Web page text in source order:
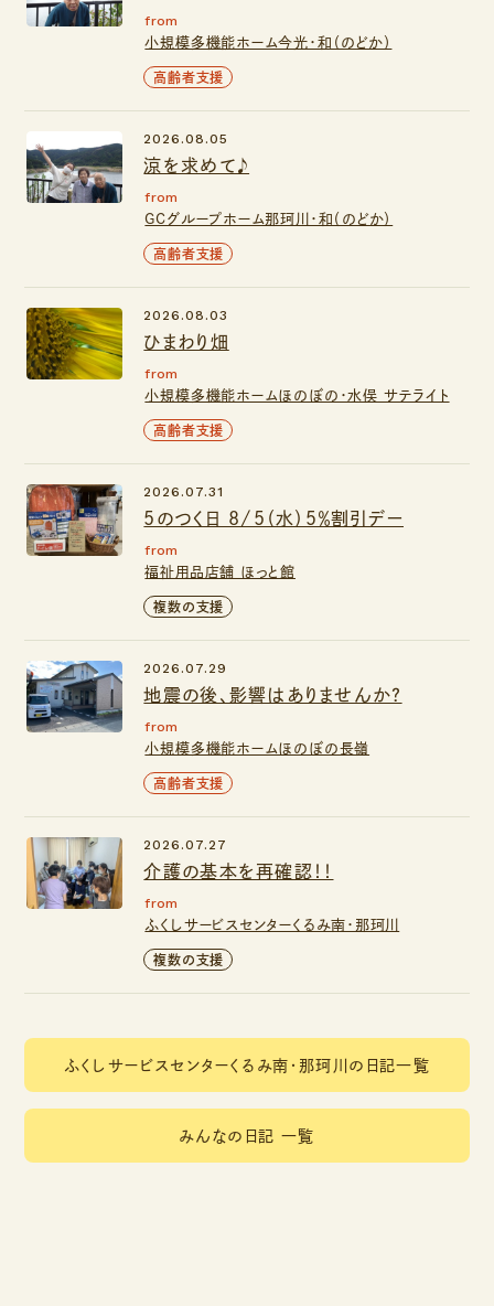
from
小規模多機能ホーム今光・和（のどか）
高齢者支援
涼を求めて♪
2026.08.05
from
GCグループホーム那珂川・和（のどか）
高齢者支援
ひまわり畑
2026.08.03
from
小規模多機能ホームほのぼの・水俣 サテライト
高齢者支援
5のつく日 8/5（水）５％割引デー
2026.07.31
from
福祉用品店舗 ほっと館
複数の支援
地震の後、影響はありませんか？
2026.07.29
from
小規模多機能ホームほのぼの長嶺
高齢者支援
介護の基本を再確認！！
2026.07.27
from
ふくしサービスセンターくるみ南・那珂川
複数の支援
ふくしサービスセンターくるみ南・那珂川の日記一覧
みんなの日記 一覧